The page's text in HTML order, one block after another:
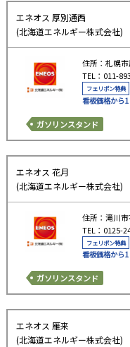
エネオス 厚別通西
(北海道エネルギー株式会社)
住所：札幌
TEL：011-
フェリポン特典
看板価格から
ガソリンスタンド
エネオス 花月
(北海道エネルギー株式会社)
住所：滝川
TEL：0125-
フェリポン特典
看板価格から
ガソリンスタンド
エネオス 雁来
(北海道エネルギー株式会社)